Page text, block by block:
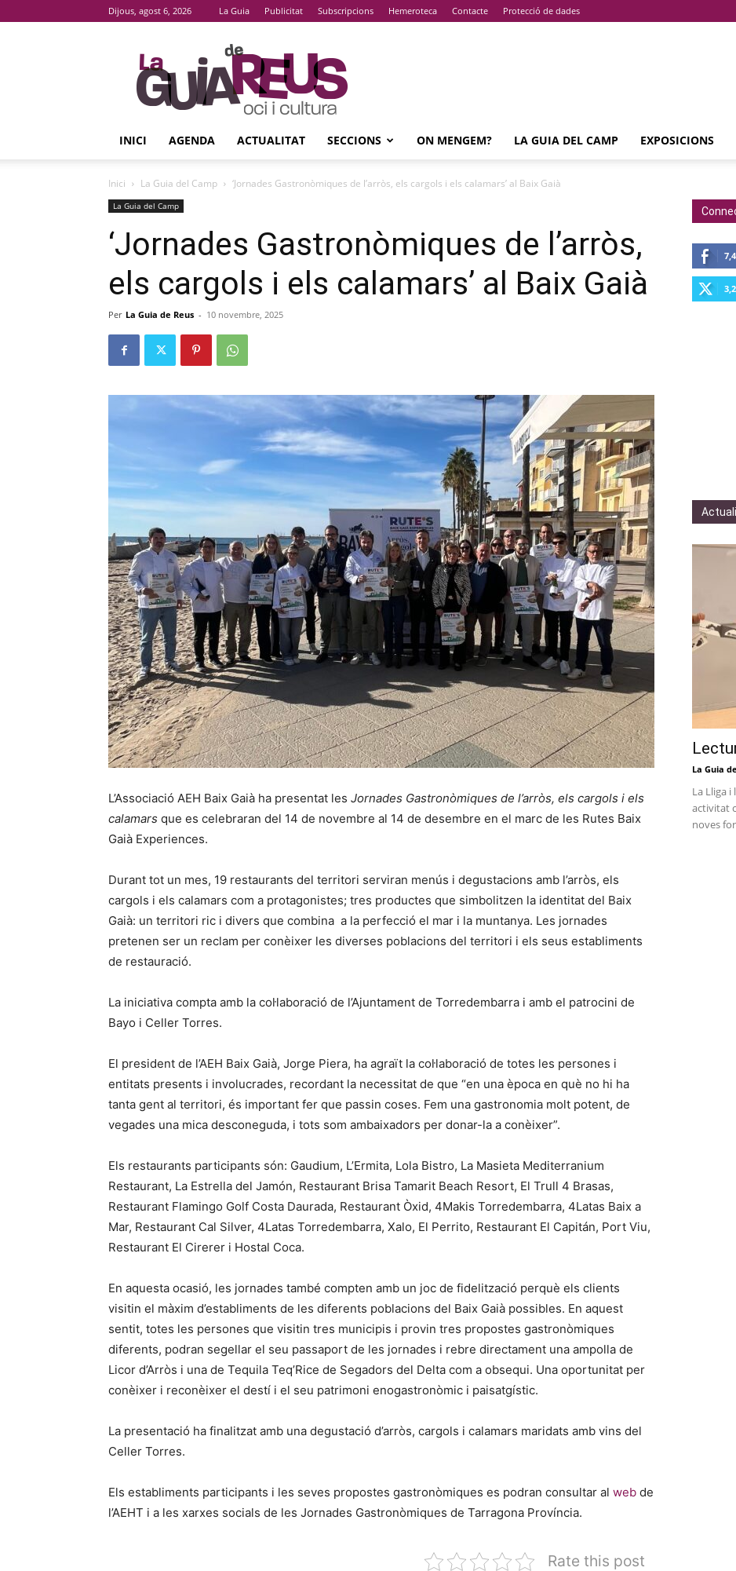
Dijous, agost 6, 2026 La Guia Publicitat Subscripcions Hemeroteca Contacte Protecció de dades
La
Guia
De
Reus
INICI AGENDA ACTUALITAT SECCIONS ON MENGEM? LA GUIA DEL CAMP EXPOSICIONS
Inici La Guia del Camp ‘Jornades Gastronòmiques de l’arròs, els cargols i els calamars’ al Baix Gaià
La Guia del Camp
‘Jornades Gastronòmiques de l’arròs,
els cargols i els calamars’ al Baix Gaià
Per La Guia de Reus - 10 novembre, 2025
L’Associació AEH Baix Gaià ha presentat les Jornades Gastronòmiques de l’arròs, els cargols i els
calamars que es celebraran del 14 de novembre al 14 de desembre en el marc de les Rutes Baix
Gaià Experiences.
Durant tot un mes, 19 restaurants del territori serviran menús i degustacions amb l’arròs, els
cargols i els calamars com a protagonistes; tres productes que simbolitzen la identitat del Baix
Gaià: un territori ric i divers que combina a la perfecció el mar i la muntanya. Les jornades
pretenen ser un reclam per conèixer les diverses poblacions del territori i els seus establiments
de restauració.
La iniciativa compta amb la col·laboració de l’Ajuntament de Torredembarra i amb el patrocini de
Bayo i Celler Torres.
El president de l’AEH Baix Gaià, Jorge Piera, ha agraït la col·laboració de totes les persones i
entitats presents i involucrades, recordant la necessitat de que “en una època en què no hi ha
tanta gent al territori, és important fer que passin coses. Fem una gastronomia molt potent, de
vegades una mica desconeguda, i tots som ambaixadors per donar-la a conèixer”.
Els restaurants participants són: Gaudium, L’Ermita, Lola Bistro, La Masieta Mediterranium
Restaurant, La Estrella del Jamón, Restaurant Brisa Tamarit Beach Resort, El Trull 4 Brasas,
Restaurant Flamingo Golf Costa Daurada, Restaurant Òxid, 4Makis Torredembarra, 4Latas Baix a
Mar, Restaurant Cal Silver, 4Latas Torredembarra, Xalo, El Perrito, Restaurant El Capitán, Port Viu,
Restaurant El Cirerer i Hostal Coca.
En aquesta ocasió, les jornades també compten amb un joc de fidelització perquè els clients
visitin el màxim d’establiments de les diferents poblacions del Baix Gaià possibles. En aquest
sentit, totes les persones que visitin tres municipis i provin tres propostes gastronòmiques
diferents, podran segellar el seu passaport de les jornades i rebre directament una ampolla de
Licor d’Arròs i una de Tequila Teq’Rice de Segadors del Delta com a obsequi. Una oportunitat per
conèixer i reconèixer el destí i el seu patrimoni enogastronòmic i paisatgístic.
La presentació ha finalitzat amb una degustació d’arròs, cargols i calamars maridats amb vins del
Celler Torres.
Els establiments participants i les seves propostes gastronòmiques es podran consultar al web de
l’AEHT i a les xarxes socials de les Jornades Gastronòmiques de Tarragona Província.
Rate this post
La Guia
La Lliga i
activitat
noves